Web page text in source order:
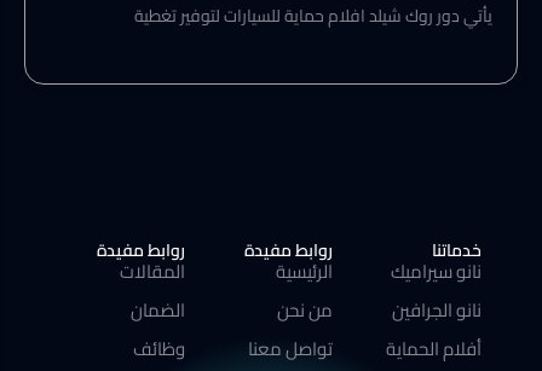
يأتي دور روك شيلد افلام حماية للسيارات لتوفير تغطية
خدماتنا
نانو سيراميك
نانو الجرافين
أفلام الحماية
روابط مفيدة
الرئيسية
من نحن
تواصل معنا
روابط مفيدة
المقالات
الضمان
وظائف